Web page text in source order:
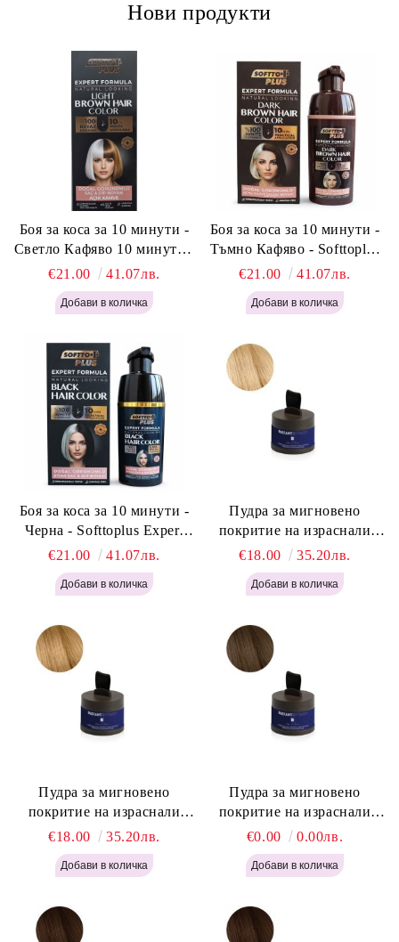
Нови продукти
Боя за коса за 10 минути -
Светло Кафяво 10 минути -
Softtoplus Expert Woman
Light Brown 400мл
€21.00 41.07лв.
Боя за коса за 10 минути -
Тъмно Кафяво - Softtoplus
Expert Woman Dark Brown
400 мл
€21.00 41.07лв.
Боя за коса за 10 минути -
Черна - Softtoplus Expert
Woman Black 400мл
€21.00 41.07лв.
Пудра за мигновено
покритие на израснали
корени Светло Русо - Labor
Pro Instant Retouch Powder -
Light Blonde H646
€18.00 35.20лв.
Пудра за мигновено
покритие на израснали
корени Русо - Labor Pro
Instant Retouch Powder -
Blonde H645
€18.00 35.20лв.
Пудра за мигновено
покритие на израснали
корени Светло Кафяво -
Labor Pro Instant Retouch
Powder - Light Brown H644
€0.00 0.00лв.